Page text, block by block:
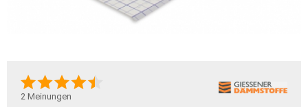
2 Meinungen